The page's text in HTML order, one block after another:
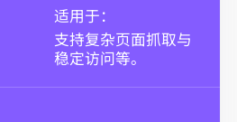
适用于：
支持复杂页面抓取与
稳定访问等。